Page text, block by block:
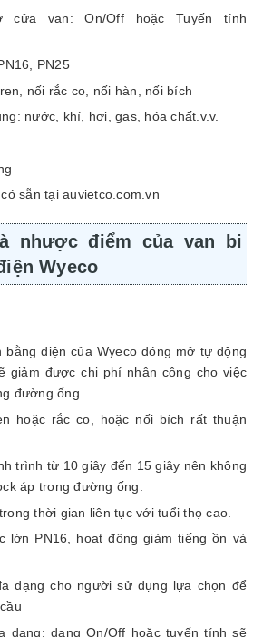
cửa van: On/Off hoặc Tuyến tính
PN25
nối rắc co, nối hàn, nối bích
nước, khí, hơi, gas, hóa chất.v.v.
sẵn tại auvietco.com.vn
nhược điểm của van bi
Wyeco
bằng điện của Wyeco đóng mở tự động
giảm được chi phí nhân công cho việc
đường ống.
hoặc rắc co, hoặc nối bích rất thuận
trình từ 10 giây đến 15 giây nên không
áp trong đường ống.
thời gian liên tục với tuổi thọ cao.
lớn PN16, hoạt động giảm tiếng ồn và
dạng cho người sử dụng lựa chọn để
dạng: dạng On/Off hoặc tuyến tính sẽ